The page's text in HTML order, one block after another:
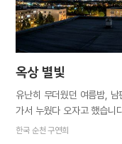
옥상 별빛
유난히 무더웠던 여름밤,
가서 누웠다 오자고 했습니
잠을 청했습니다. 그러다 문
한국 순천 구연희